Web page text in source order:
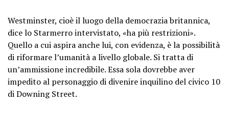
Westminster, cioè il luogo della democrazia britannica,
dice lo Starmerro intervistato, «ha più restrizioni».
Quello a cui aspira anche lui, con evidenza, è la possibilità
di riformare l’umanità a livello globale. Si tratta di
un’ammissione incredibile. Essa sola dovrebbe aver
impedito al personaggio di divenire inquilino del civico 10
di Downing Street.